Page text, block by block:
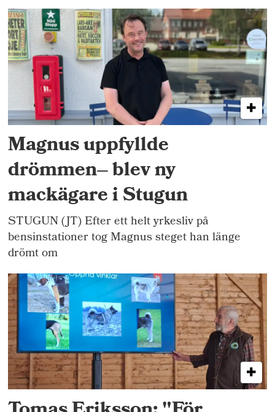
Magnus uppfyllde
drömmen– blev ny
mackägare i Stugun
STUGUN (JT) Efter ett helt yrkesliv på
bensinstationer tog Magnus steget han länge
drömt om